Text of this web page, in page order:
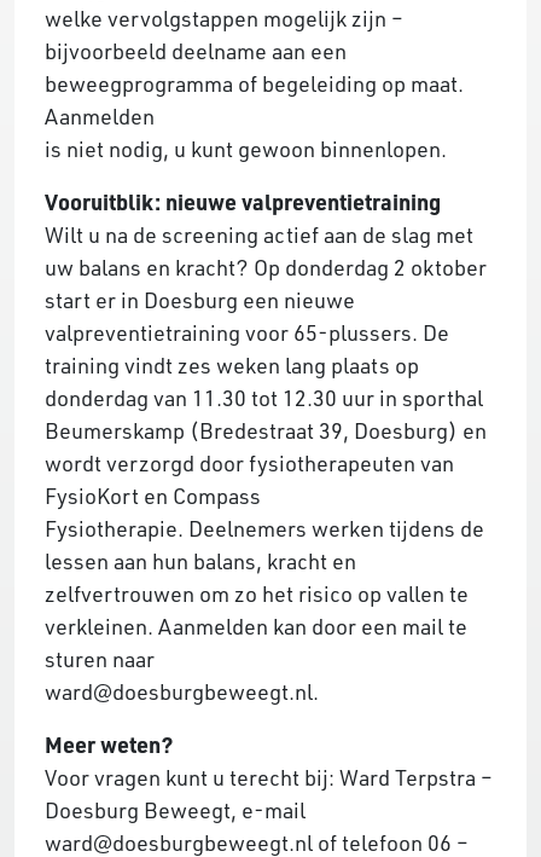
welke vervolgstappen mogelijk zijn –
bijvoorbeeld deelname aan een
beweegprogramma of begeleiding op maat.
Aanmelden
is niet nodig, u kunt gewoon binnenlopen.
Vooruitblik: nieuwe valpreventietraining
Wilt u na de screening actief aan de slag met
uw balans en kracht? Op donderdag 2 oktober
start er in Doesburg een nieuwe
valpreventietraining voor 65-plussers. De
training vindt zes weken lang plaats op
donderdag van 11.30 tot 12.30 uur in sporthal
Beumerskamp (Bredestraat 39, Doesburg) en
wordt verzorgd door fysiotherapeuten van
FysioKort en Compass
Fysiotherapie. Deelnemers werken tijdens de
lessen aan hun balans, kracht en
zelfvertrouwen om zo het risico op vallen te
verkleinen. Aanmelden kan door een mail te
sturen naar
ward@doesburgbeweegt.nl.
Meer weten?
Voor vragen kunt u terecht bij: Ward Terpstra –
Doesburg Beweegt, e-mail
ward@doesburgbeweegt.nl of telefoon 06 –